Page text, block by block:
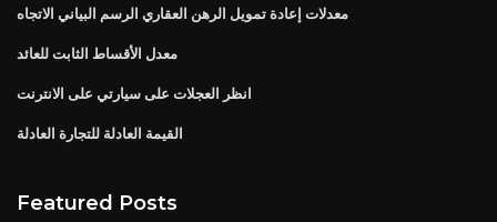
معدلات إعادة تمويل الرهن العقاري الرسم البياني الاتجاه
معدل الأقساط الثابت للعائد
انظر العجلات على سيارتي على الانترنت
القيمة العادلة للتجارة العادلة
Featured Posts